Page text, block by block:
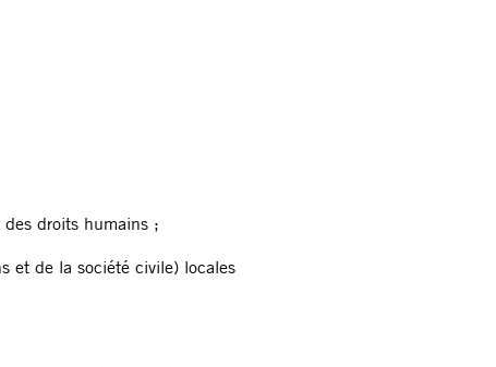
droits humains ;
et de la société civile) locales